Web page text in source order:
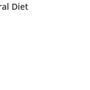
Diet